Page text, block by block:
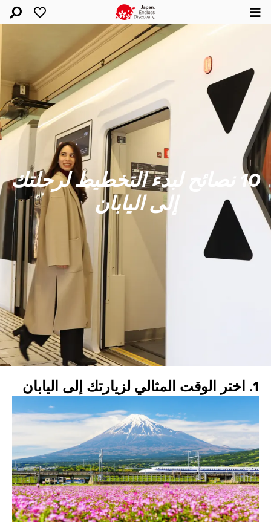
10 نصائح لبدء التخطيط لرحلتك
إلى اليابان
1. اختر الوقت المثالي لزيارتك إلى اليابان